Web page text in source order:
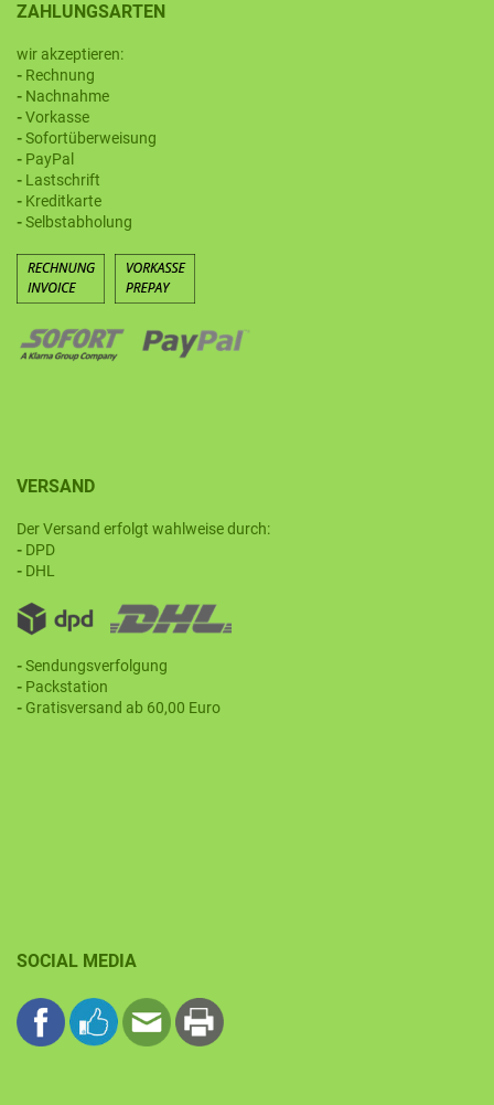
ZAHLUNGSARTEN
wir akzeptieren:
- Rechnung
- Nachnahme
-Vorkasse
-Sofortüberweisung
- PayPal
- Lastschrift
- Kreditkarte
-Selbstabholung
VERSAND
Der Versand erfolgt wahlweise durch:
- DPD
- DHL
-Sendungsverfolgung
- Packstation
- Gratisversand ab 60,00 Euro
SOCIAL MEDIA